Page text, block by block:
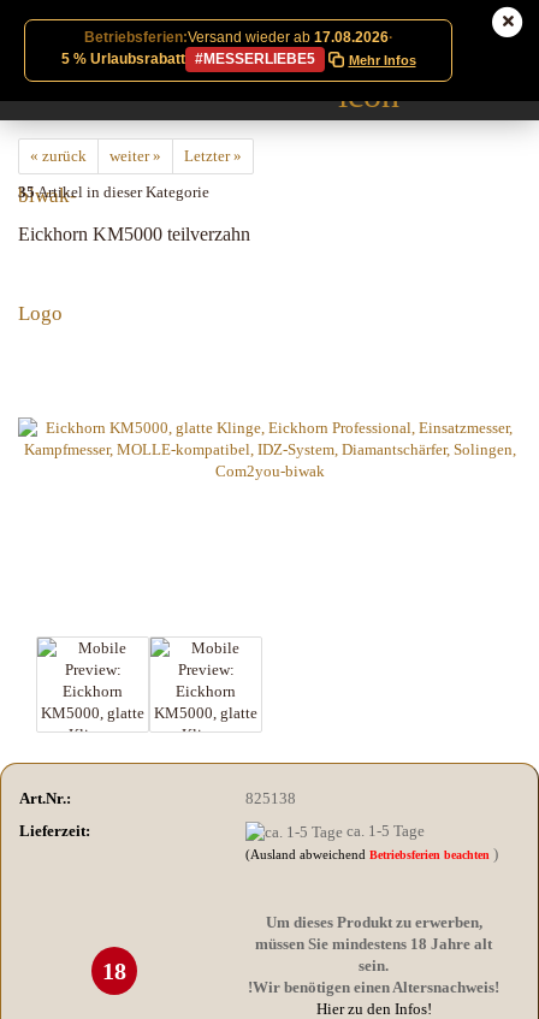
Betriebsferien:Versand wieder ab 17.08.2026·
5 % Urlaubsrabatt
#MESSERLIEBE5 Mehr Infos
« zurück weiter »
Letzter »
35Artikel in dieser Kategorie
Eickhorn KM5000 teilverzahn
Art.Nr.:
825138
Lieferzeit:
ca. 1-5 Tage
(Ausland abweichendBetriebsferien beachten )
18
Um dieses Produkt zu erwerben,
müssen Sie mindestens 18 Jahre alt
sein.
!Wir benötigen einen Altersnachweis!
Hier zu den Infos!